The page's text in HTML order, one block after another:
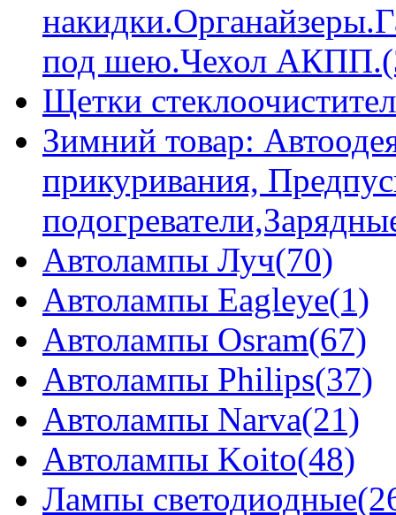
под шею.Чехол
Щетки
Зимний товар:
прикуривания,
Автолампы Луч(70)
Автолампы Eagleye(1)
Автолампы Osram(67)
Автолампы Philips(37)
Автолампы Narva(21)
Автолампы Koito(48)
Лампы